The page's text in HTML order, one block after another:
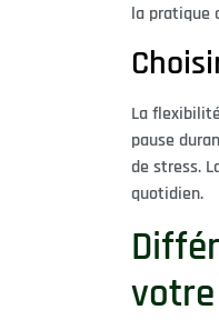
la pratique
La
pause
de stress.
quotidien.